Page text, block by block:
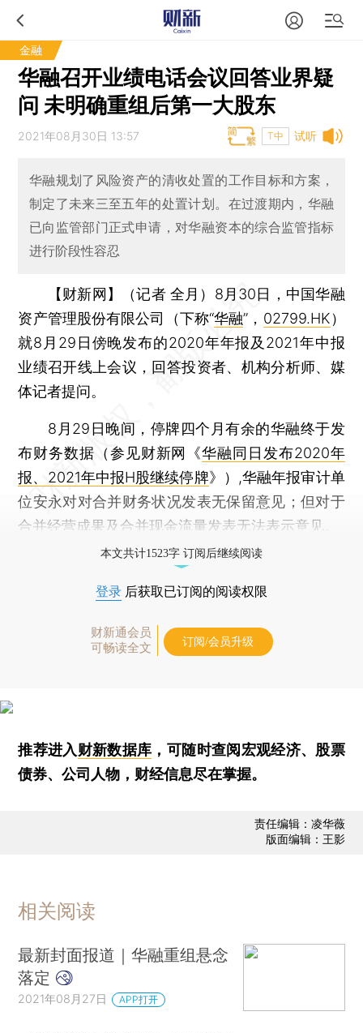
金融
华融召开业绩电话会议回答业界疑
问 未明确重组后第一大股东
试听
2021年08月30日 13:57 T中
华融规划了风险资产的清收处置的工作目标和方案，
制定了未来三至五年的处置计划。在过渡期内，华融
已向监管部门正式申请，对华融资本的综合监管指标
进行阶段性容忍
【财新网】（记者 全月） 8月30日，中国华融
资产管理股份有限公司（下称“华融”， 02799.HK）
就8月29日傍晚发布的2020年年报及2021年中报
业绩召开线上会议，回答投资者、机构分析师、媒
体记者提问。
8月29日晚间，停牌四个月有余的华融终于发
布财务数据（参见财新网《华融同日发布2020年
报、2021年中报H股继续停牌》）,华融年报审计单
位安永对对合并财务状况发表无保留意见；但对于
合并经营成果及合并现金流量发表无法表示意见。
本文共计1523字 订阅后继续阅读
登录 后获取已订阅的阅读权限
财新通会员
可畅读全文
订阅/会员升级
推荐进入财新数据库 ，可随时查阅宏观经济、股票
债券、公司人物，财经信息尽在掌握。
责任编辑：凌华薇
版面编辑：王影
相关阅读
最新封面报道｜华融重组悬念
落定
2021年08月27日 APP打开